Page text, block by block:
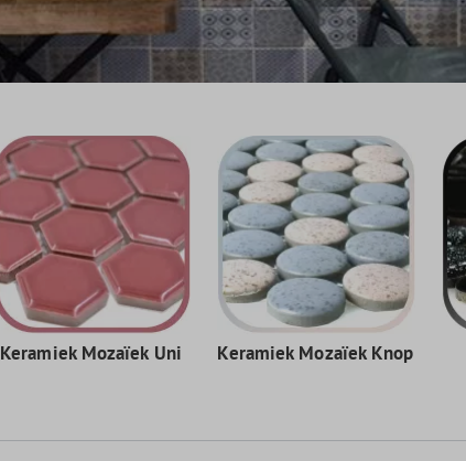
Keramiek Mozaïek Uni Keramiek Mozaïek Knop